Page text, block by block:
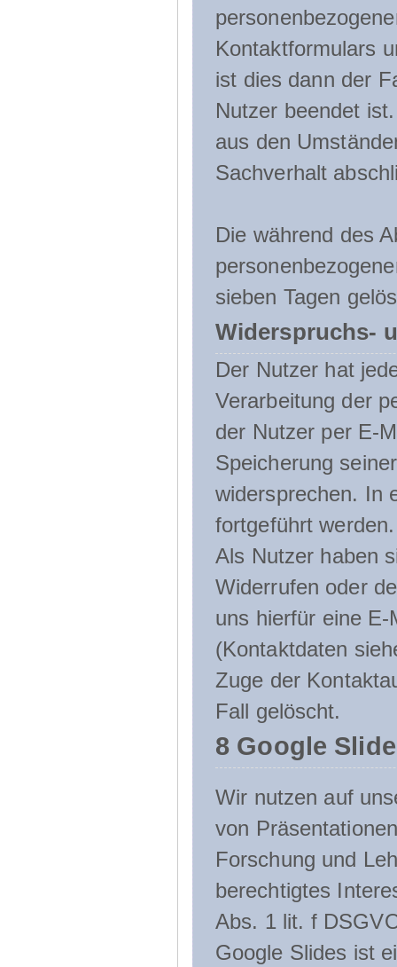
Kontaktformulars
ist dies dann der
Nutzer beendet
aus den
Sachverhalt
Die während des
sieben Tagen
Widerspruchs-
Der Nutzer hat
Verarbeitung der
der Nutzer per E-
Speicherung
widersprechen. In
fortgeführt werden.
Als Nutzer haben
Widerrufen oder
uns hierfür eine
(Kontaktdaten
Zuge der
Fall gelöscht.
8 Google
Wir nutzen auf
von
Forschung und
berechtigtes
Abs. 1 lit. f
Google Slides ist